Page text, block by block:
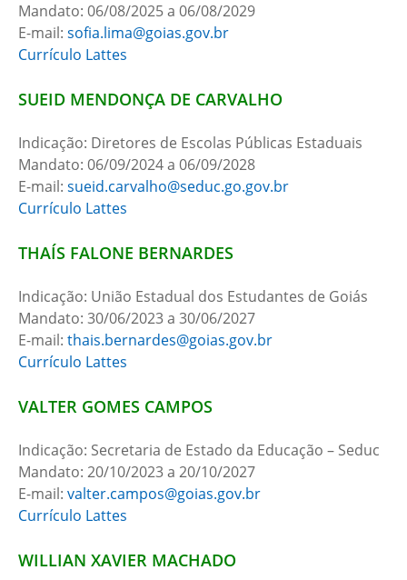
Mandato: 06/08/2025 a 06/08/2029
E-mail: sofia.lima@goias.gov.br
Currículo Lattes
SUEID MENDONÇA DE CARVALHO
Indicação: Diretores de Escolas Públicas Estaduais
Mandato: 06/09/2024 a 06/09/2028
E-mail: sueid.carvalho@seduc.go.gov.br
Currículo Lattes
THAÍS FALONE BERNARDES
Indicação: União Estadual dos Estudantes de Goiás
Mandato: 30/06/2023 a 30/06/2027
E-mail: thais.bernardes@goias.gov.br
Currículo Lattes
VALTER GOMES CAMPOS
Indicação: Secretaria de Estado da Educação – Seduc
Mandato: 20/10/2023 a 20/10/2027
E-mail: valter.campos@goias.gov.br
Currículo Lattes
WILLIAN XAVIER MACHADO